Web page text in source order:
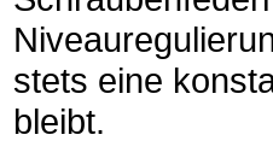
stets eine
bleibt.